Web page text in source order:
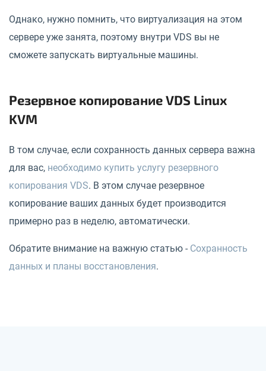
Однако, нужно помнить, что виртуализация на этом
сервере уже занята, поэтому внутри VDS вы не
сможете запускать виртуальные машины.
Резервное копирование VDS Linux
KVM
В том случае, если сохранность данных сервера важна
для вас, необходимо купить услугу резервного
копирования VDS. В этом случае резервное
копирование ваших данных будет производится
примерно раз в неделю, автоматически.
Обратите внимание на важную статью - Сохранность
данных и планы восстановления.